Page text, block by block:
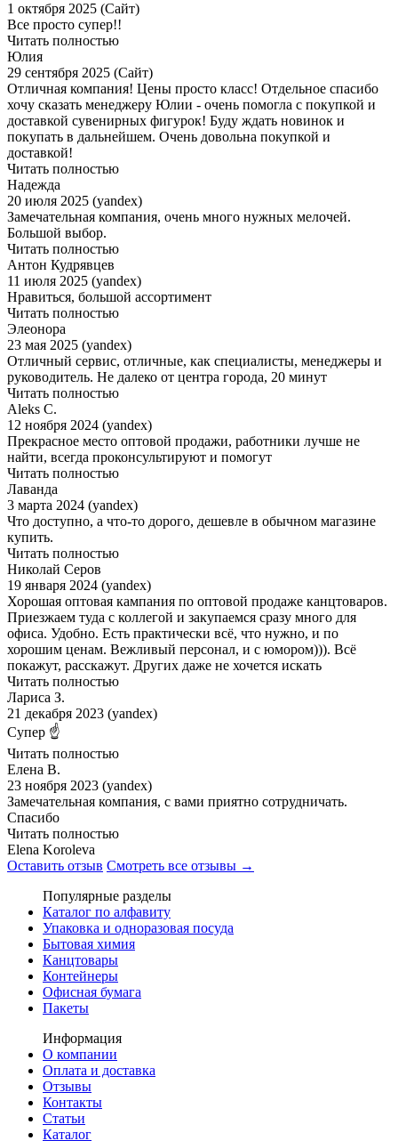
1 октября 2025 (Сайт)
Все просто супер!!
Читать полностью
Юлия
29 сентября 2025 (Сайт)
Отличная компания! Цены просто класс! Отдельное спасибо
хочу сказать менеджеру Юлии - очень помогла с покупкой и
доставкой сувенирных фигурок! Буду ждать новинок и
покупать в дальнейшем. Очень довольна покупкой и
доставкой!
Читать полностью
Надежда
20 июля 2025 (yandex)
Замечательная компания, очень много нужных мелочей.
Большой выбор.
Читать полностью
Антон Кудрявцев
11 июля 2025 (yandex)
Нравиться, большой ассортимент
Читать полностью
Элеонора
23 мая 2025 (yandex)
Отличный сервис, отличные, как специалисты, менеджеры и
руководитель. Не далеко от центра города, 20 минут
Читать полностью
Aleks C.
12 ноября 2024 (yandex)
Прекрасное место оптовой продажи, работники лучше не
найти, всегда проконсультируют и помогут
Читать полностью
Лаванда
3 марта 2024 (yandex)
Что доступно, а что-то дорого, дешевле в обычном магазине
купить.
Читать полностью
Николай Серов
19 января 2024 (yandex)
Хорошая оптовая кампания по оптовой продаже канцтоваров.
Приезжаем туда с коллегой и закупаемся сразу много для
офиса. Удобно. Есть практически всё, что нужно, и по
хорошим ценам. Вежливый персонал, и с юмором))). Всё
покажут, расскажут. Других даже не хочется искать
Читать полностью
Лариса З.
21 декабря 2023 (yandex)
Супер ☝️
Читать полностью
Елена В.
23 ноября 2023 (yandex)
Замечательная компания, с вами приятно сотрудничать.
Спасибо
Читать полностью
Elena Koroleva
Оставить отзыв Смотреть все отзывы →
Популярные разделы
Каталог по алфавиту
Упаковка и одноразовая посуда
Бытовая химия
Канцтовары
Контейнеры
Офисная бумага
Пакеты
Информация
О компании
Оплата и доставка
Отзывы
Контакты
Статьи
Каталог